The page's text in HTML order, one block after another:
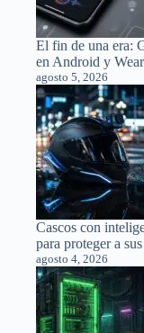
El fin de una era:
en Android y
agosto 5, 2026
Cascos con
para proteger a
agosto 4, 2026